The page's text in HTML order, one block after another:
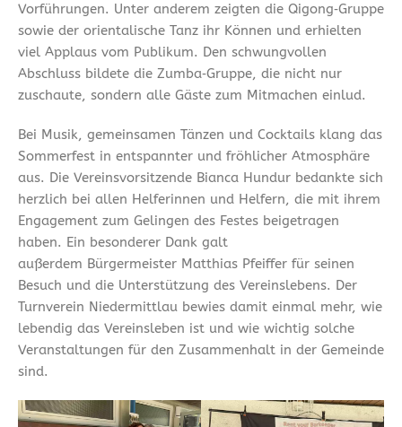
Vorführungen. Unter anderem zeigten die Qigong‑Gruppe
sowie der orientalische Tanz ihr Können und erhielten
viel Applaus vom Publikum. Den schwungvollen
Abschluss bildete die Zumba‑Gruppe, die nicht nur
zuschaute, sondern alle Gäste zum Mitmachen einlud.
Bei Musik, gemeinsamen Tänzen und Cocktails klang das
Sommerfest in entspannter und fröhlicher Atmosphäre
aus. Die Vereinsvorsitzende Bianca Hundur bedankte sich
herzlich bei allen Helferinnen und Helfern, die mit ihrem
Engagement zum Gelingen des Festes beigetragen
haben. Ein besonderer Dank galt
außerdem Bürgermeister Matthias Pfeiffer für seinen
Besuch und die Unterstützung des Vereinslebens. Der
Turnverein Niedermittlau bewies damit einmal mehr, wie
lebendig das Vereinsleben ist und wie wichtig solche
Veranstaltungen für den Zusammenhalt in der Gemeinde
sind.